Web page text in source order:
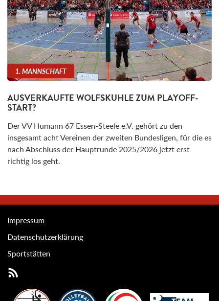
1. MANNSCHAFT
AUSVERKAUFTE WOLFSKUHLE ZUM PLAYOFF-
START?
Der VV Humann 67 Essen-Steele e.V. gehört zu den
insgesamt acht Vereinen der zweiten Bundesligen, für die es
nach Abschluss der Hauptrunde 2025/2026 jetzt erst
richtig los geht.
Impressum
Datenschutzerklärung
Sportstätten